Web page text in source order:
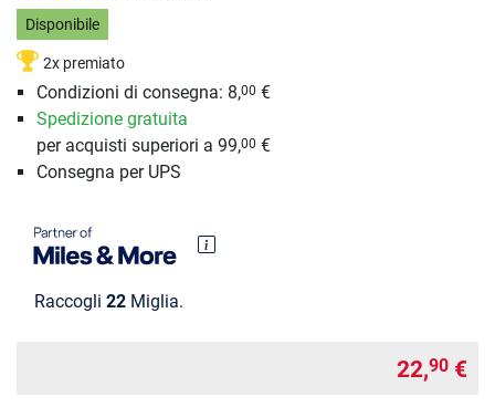
Disponibile
2x premiato
Condizioni di consegna: 8,00 €
Spedizione gratuita
per acquisti superiori a 99,00 €
Consegna per UPS
Raccogli 22 Miglia.
22,90 €